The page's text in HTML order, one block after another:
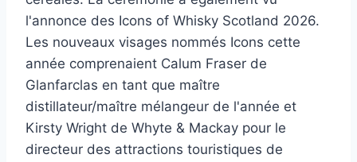
l'annonce des Icons of Whisky Scotland 2026.
Les nouveaux visages nommés Icons cette
année comprenaient Calum Fraser de
Glanfarclas en tant que maître
distillateur/maître mélangeur de l'année et
Kirsty Wright de Whyte & Mackay pour le
directeur des attractions touristiques de